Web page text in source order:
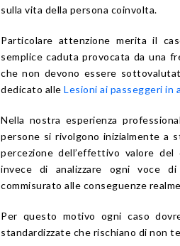
sulla vita della persona coinvolta.
Particolare attenzione merita il
semplice caduta provocata da una
che non devono essere
dedicato alle Lesioni ai passeggeri in
Nella nostra esperienza
persone si rivolgono inizialmente a
percezione dell’effettivo valore
invece di analizzare ogni voce
commisurato alle conseguenze
Per questo motivo ogni caso
standardizzate che rischiano di non